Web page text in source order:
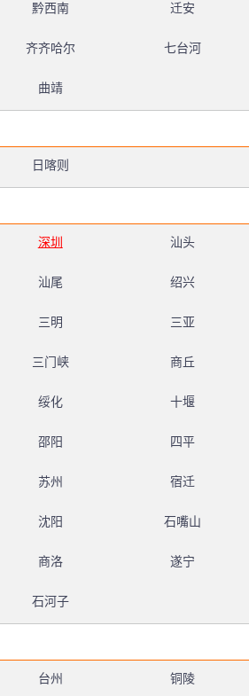
黔西南 迁安
齐齐哈尔 七台河
曲靖
日喀则
深圳 汕头
汕尾 绍兴
三明 三亚
三门峡 商丘
绥化 十堰
邵阳 四平
苏州 宿迁
沈阳 石嘴山
商洛 遂宁
石河子
台州 铜陵